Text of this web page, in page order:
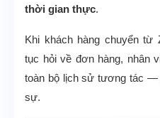
thời gian thực.
Khi khách hàng chuyển từ
tục hỏi về đơn hàng, nhân
toàn bộ lịch sử tương tác —
sự.